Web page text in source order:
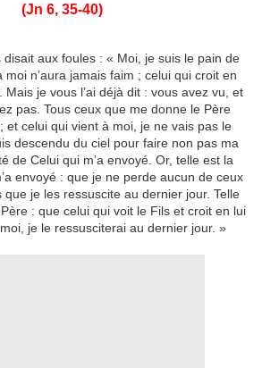
(Jn 6, 35-40)
aux foules : « Moi, je suis le pain de
moi n’aura jamais faim ; celui qui croit en
Mais je vous l’ai déjà dit : vous avez vu, et
pas. Tous ceux que me donne le Père
et celui qui vient à moi, je ne vais pas le
descendu du ciel pour faire non pas ma
de Celui qui m’a envoyé. Or, telle est la
envoyé : que je ne perde aucun de ceux
que je les ressuscite au dernier jour. Telle
: que celui qui voit le Fils et croit en lui
je le ressusciterai au dernier jour. »